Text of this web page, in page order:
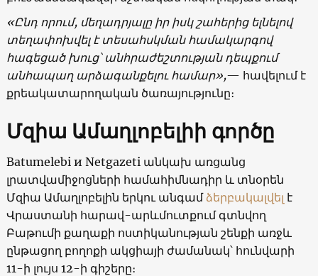
«Ընդ որում, մեղադրյալը իր իսկ շահերից ելնելով
տեղափոխվել է տեսահսկման համակարգով
հագեցած խուց՝ անհրաժեշտության դեպքում
անհապաղ արձագանքելու համար»,— հավելում է
քրեակատարողական ծառայությունը։
Մզիա Ամաղլոբելիի գործը
Batumelebi и Netgazeti անկախ առցանց
լրատվամիջոցների համահիմնադիր և տնօրեն
Մզիա Ամաղլոբելին երկու անգամ ձերբակալվել է
Վրաստանի հարավ-արևմուտքում գտնվող
Բաթումի քաղաքի ոստիկանության շենքի առջև
ընթացող բողոքի ակցիայի ժամանակ՝ հունվարի
11-ի լույս 12-ի գիշերը։